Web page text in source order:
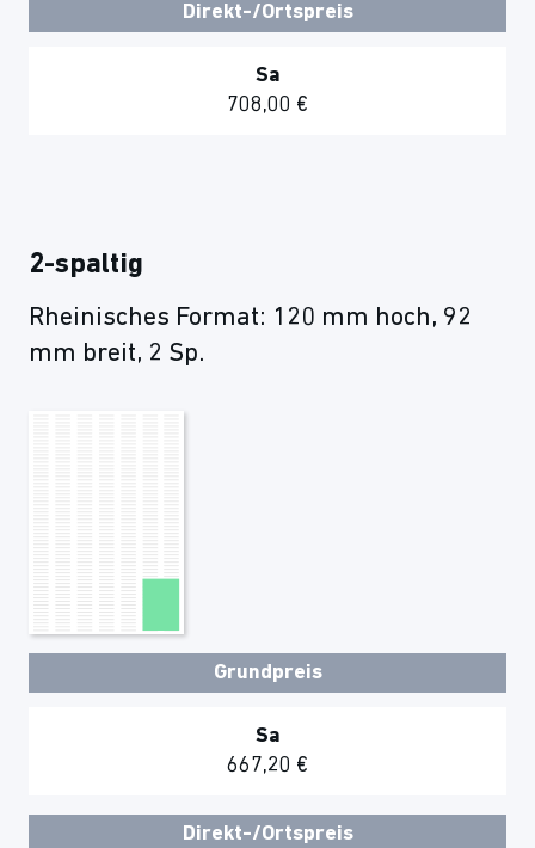
Direkt-/Ortspreis
Sa
708,00 €
2-spaltig
Rheinisches Format: 120 mm hoch, 92
mm breit, 2 Sp.
Grundpreis
Sa
667,20 €
Direkt-/Ortspreis